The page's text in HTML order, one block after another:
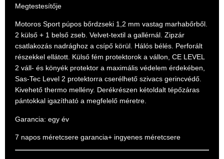
Megtestesítője
Motoros Sport púpos bőrdzseki 1,2 mm vastag marhabőrből.
2 külső + 1 belső zseb. Velvet-textil a gallérnál. Zipzár
csatlakozás nadrághoz a csípő körül. Hálós bélés. Perforált
részekkel ellátott. Külső fém protektorok a vállon, CE LEVEL
2 váll- és könyék protektor a maximális védelem érdekében,
Sas-Tec Level 2 protektorra cserélhető szivacs gerincvédő.
Kivehető thermo mellény. Derékrészen kétoldalt tépőzáras
pántokkal igazítható a megfelelő méretre.
Garancia: egy év
7 napos méretcsere garancia+ ingyenes méretcsere